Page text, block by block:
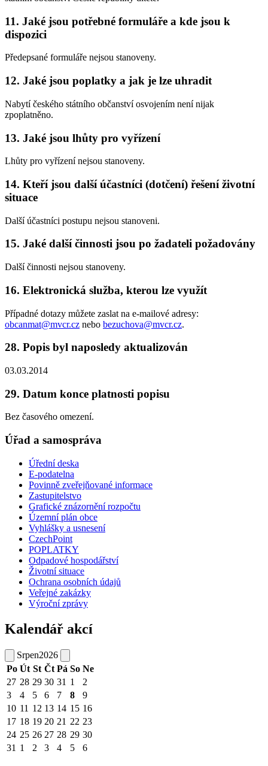
11. Jaké jsou potřebné formuláře a kde jsou k
dispozici
Předepsané formuláře nejsou stanoveny.
12. Jaké jsou poplatky a jak je lze uhradit
Nabytí českého státního občanství osvojením není nijak
zpoplatněno.
13. Jaké jsou lhůty pro vyřízení
Lhůty pro vyřízení nejsou stanoveny.
14. Kteří jsou další účastníci (dotčení) řešení životní
situace
Další účastníci postupu nejsou stanoveni.
15. Jaké další činnosti jsou po žadateli požadovány
Další činnosti nejsou stanoveny.
16. Elektronická služba, kterou lze využít
Případné dotazy můžete zaslat na e-mailové adresy:
obcanmat@mvcr.cz nebo bezuchova@mvcr.cz.
28. Popis byl naposledy aktualizován
03.03.2014
29. Datum konce platnosti popisu
Bez časového omezení.
Úřad a samospráva
Úřední deska
E-podatelna
Povinně zveřejňované informace
Zastupitelstvo
Grafické znázornění rozpočtu
Územní plán obce
Vyhlášky a usnesení
CzechPoint
POPLATKY
Odpadové hospodářství
Životní situace
Ochrana osobních údajů
Veřejné zakázky
Výroční zprávy
Kalendář akcí
Srpen2026
Po Út St Čt Pá So Ne
27 28 29 30 31 1
2
3
4 5 6 7 8
9
10 11 12 13 14 15 16
17 18 19 20 21 22 23
24 25 26 27 28 29 30
31 1 2 3 4 5 6